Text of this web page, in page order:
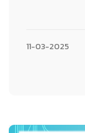
11-03-2025